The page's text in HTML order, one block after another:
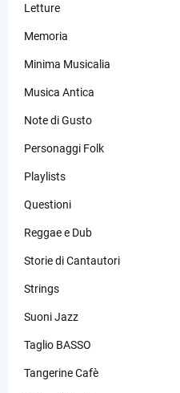
Letture
Memoria
Minima Musicalia
Musica Antica
Note di Gusto
Personaggi Folk
Playlists
Questioni
Reggae e Dub
Storie di Cantautori
Strings
Suoni Jazz
Taglio BASSO
Tangerine Cafè